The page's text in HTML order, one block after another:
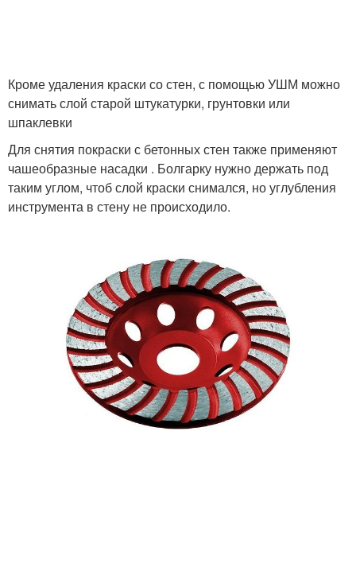
Кроме удаления краски со стен, с помощью УШМ можно
снимать слой старой штукатурки, грунтовки или
шпаклевки
Для снятия покраски с бетонных стен также применяют
чашеобразные насадки . Болгарку нужно держать под
таким углом, чтоб слой краски снимался, но углубления
инструмента в стену не происходило.